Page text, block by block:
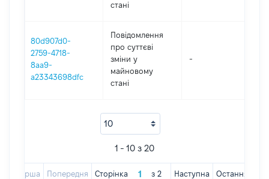
стані
80d907d0-
2759-4718-
8aa9-
a23343698dfc
Повідомлення
про суттєві
зміни y
майновому
стані
-
1 - 10 з 20
Перша Попередня Сторінка з 2 Наступна Остання